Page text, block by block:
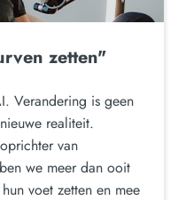
zetten"
Verandering is geen
realiteit.
van
we meer dan ooit
voet zetten en mee